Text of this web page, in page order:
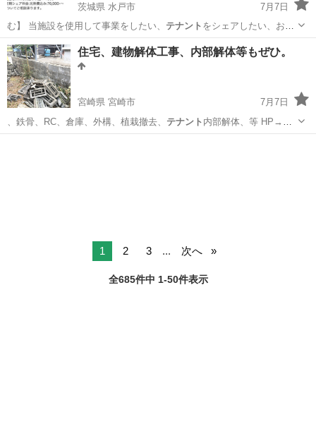
茨城県 水戸市
7月7日
む】 当施設を使用して事業をしたい、 テナント をシェアしたい、お家
賃を抑えてなにか…
茨城 水戸市 その他 料金
住宅、建物解体工事、内部解体等もぜひ。
宮崎県 宮崎市
7月7日
、鉄骨、RC、倉庫、外構、植栽撤去、 テナント 内部解体、等 HP→
http:/…
1 2 3 ... 次へ
全685件中 1-50件表示